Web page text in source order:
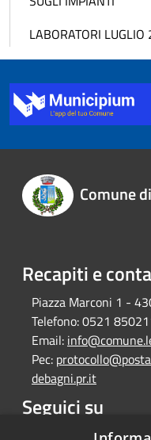
LABORATORI
Comune
Recapiti e
Piazza Marconi 1 -
Telefono:0521
Email:
Pec:
debagni.pr.it
Seguici su
Facebook